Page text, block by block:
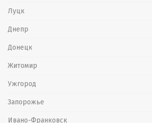
Луцк
Днепр
Донецк
Житомир
Ужгород
Запорожье
Ивано-Франковск